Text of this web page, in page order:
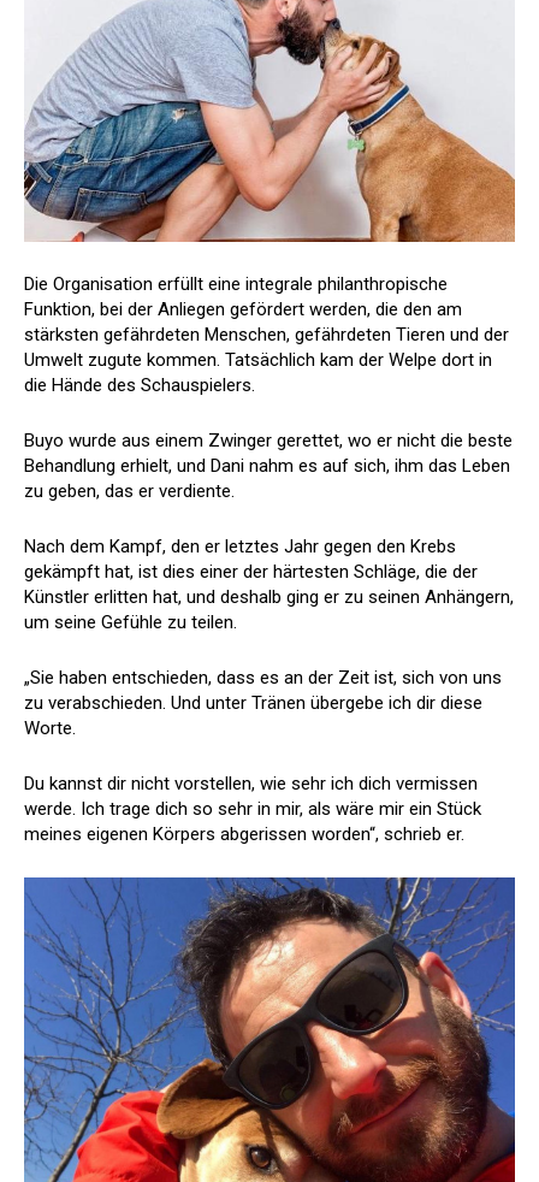
Die Organisation erfüllt eine integrale philanthropische
Funktion, bei der Anliegen gefördert werden, die den am
stärksten gefährdeten Menschen, gefährdeten Tieren und der
Umwelt zugute kommen. Tatsächlich kam der Welpe dort in
die Hände des Schauspielers.
Buyo wurde aus einem Zwinger gerettet, wo er nicht die beste
Behandlung erhielt, und Dani nahm es auf sich, ihm das Leben
zu geben, das er verdiente.
Nach dem Kampf, den er letztes Jahr gegen den Krebs
gekämpft hat, ist dies einer der härtesten Schläge, die der
Künstler erlitten hat, und deshalb ging er zu seinen Anhängern,
um seine Gefühle zu teilen.
„Sie haben entschieden, dass es an der Zeit ist, sich von uns
zu verabschieden. Und unter Tränen übergebe ich dir diese
Worte.
Du kannst dir nicht vorstellen, wie sehr ich dich vermissen
werde. Ich trage dich so sehr in mir, als wäre mir ein Stück
meines eigenen Körpers abgerissen worden“, schrieb er.